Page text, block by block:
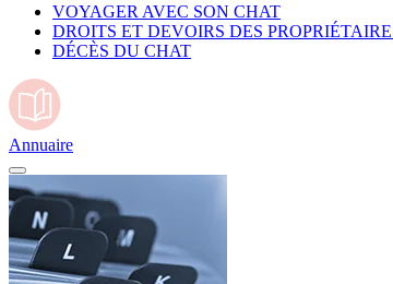
VOYAGER AVEC SON CHAT
DROITS ET DEVOIRS DES
DÉCÈS DU CHAT
Annuaire